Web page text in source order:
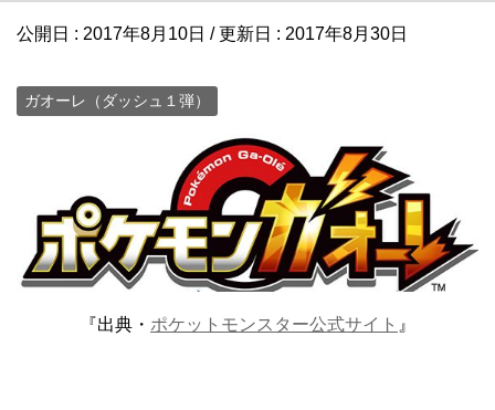
公開日 : 2017年8月10日 / 更新日 : 2017年8月30日
ガオーレ（ダッシュ１弾）
『出典・ ポケットモンスター公式サイト 』